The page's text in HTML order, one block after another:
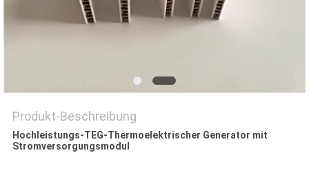
Produkt-Beschreibung
Hochleistungs-TEG-Thermoelektrischer Generator mit
Stromversorgungsmodul